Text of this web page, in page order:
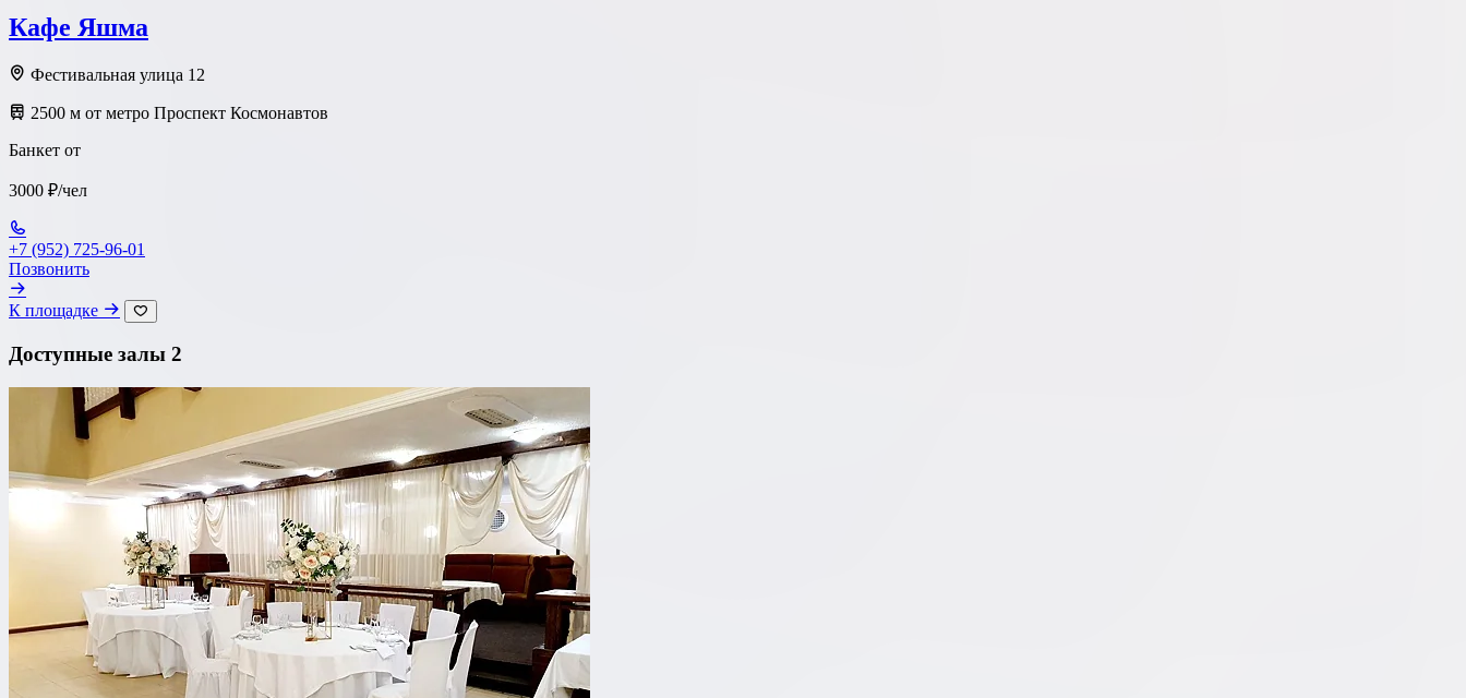
Метро Район Округ
Тип площадки
Банкетный зал
Лофт
до 150 чел
Бюджет на персону
—
Важные условия
Танцпол
Со сценой
Кафе Яшма
Фестивальная улица 12
2500 м от метро Проспект Космонавтов
Банкет от
3000 ₽/чел
+7 (952) 725-96-01
Позвонить
К площадке
Доступные залы 2